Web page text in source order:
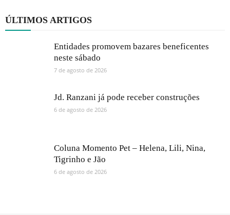
ÚLTIMOS ARTIGOS
Entidades promovem bazares beneficentes
neste sábado
7 de agosto de 2026
Jd. Ranzani já pode receber construções
6 de agosto de 2026
Coluna Momento Pet – Helena, Lili, Nina,
Tigrinho e Jão
6 de agosto de 2026